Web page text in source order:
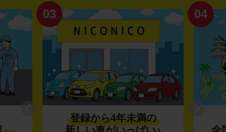
03
登録から4年未満の
04